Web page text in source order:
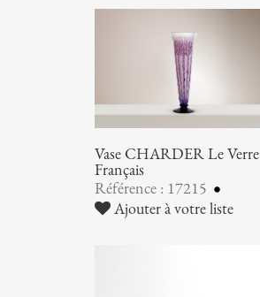
Vase CHARDER Le Verre
Français
Référence : 17215
Ajouter à votre liste